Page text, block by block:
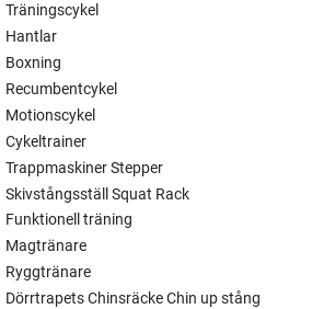
Träningscykel
Hantlar
Boxning
Recumbentcykel
Motionscykel
Cykeltrainer
Trappmaskiner Stepper
Skivstångsställ Squat Rack
Funktionell träning
Magtränare
Ryggtränare
Dörrtrapets Chinsräcke Chin up stång